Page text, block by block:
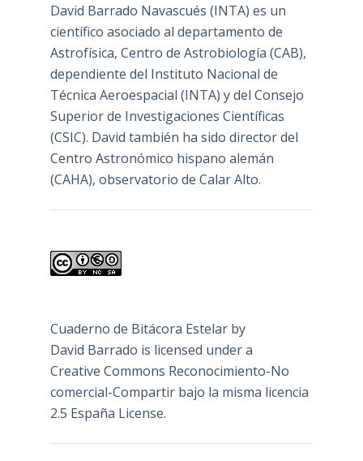
David Barrado Navascués (INTA) es un
científico asociado al departamento de
Astrofísica, Centro de Astrobiología (CAB),
dependiente del Instituto Nacional de
Técnica Aeroespacial (INTA) y del Consejo
Superior de Investigaciones Científicas
(CSIC). David también ha sido director del
Centro Astronómico hispano alemán
(CAHA), observatorio de Calar Alto.
Cuaderno de Bitácora Estelarby
David Barrado is licensed under a
Creative Commons Reconocimiento-No
comercial-Compartir bajo la misma licencia
2.5 España License.